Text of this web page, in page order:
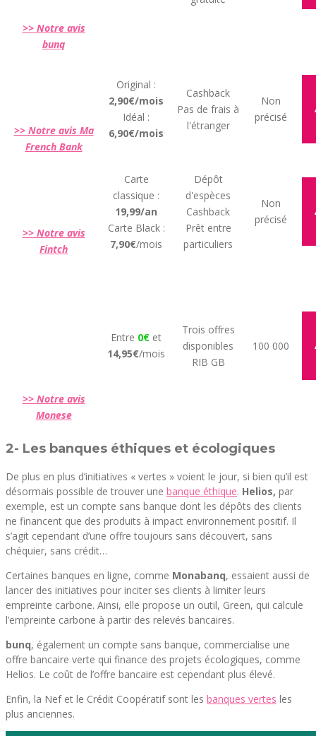
>> Notre avis
bunq
>> Notre avis Ma
French Bank
Original :
2,90€/mois
Idéal :
6,90€/mois
Cashback
Pas de frais à
l'étranger
Non
précisé
>> Notre avis
Fintch
Carte
classique :
19,99/an
Carte Black :
7,90€/mois
Dépôt
d'espèces
Cashback
Prêt entre
particuliers
Non
précisé
>> Notre avis
Monese
Entre 0€ et
14,95€/mois
Trois offres
disponibles
RIB GB
100 000
2- Les banques éthiques et écologiques
De plus en plus d’initiatives « vertes » voient le jour, si bien qu’il est
désormais possible de trouver une banque éthique. Helios, par
exemple, est un compte sans banque dont les dépôts des clients
ne financent que des produits à impact environnement positif. Il
s’agit cependant d’une offre toujours sans découvert, sans
chéquier, sans crédit…
Certaines banques en ligne, comme Monabanq, essaient aussi de
lancer des initiatives pour inciter ses clients à limiter leurs
empreinte carbone. Ainsi, elle propose un outil, Green, qui calcule
l’empreinte carbone à partir des relevés bancaires.
bunq, également un compte sans banque, commercialise une
offre bancaire verte qui finance des projets écologiques, comme
Helios. Le coût de l’offre bancaire est cependant plus élevé.
Enfin, la Nef et le Crédit Coopératif sont les banques vertes les
plus anciennes.